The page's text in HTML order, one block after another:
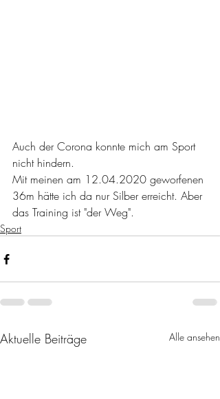
Auch der Corona konnte mich am Sport
nicht hindern.
Mit meinen am 12.04.2020 geworfenen
36m hätte ich da nur Silber erreicht. Aber
das Training ist "der Weg".
Sport
Aktuelle Beiträge Alle ansehen